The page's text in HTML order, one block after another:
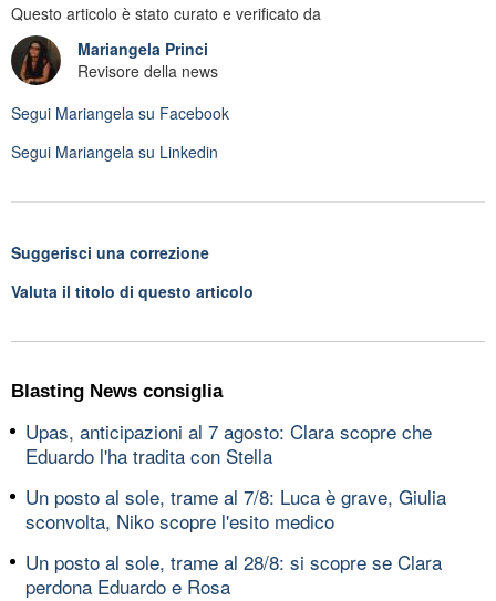
Questo articolo è stato curato e verificato da
Mariangela Princi
Revisore della news
Segui Mariangela su Facebook
Segui Mariangela su Linkedin
Suggerisci una correzione
Valuta il titolo di questo articolo
Blasting News consiglia
Upas, anticipazioni al 7 agosto: Clara scopre che
Eduardo l'ha tradita con Stella
Un posto al sole, trame al 7/8: Luca è grave, Giulia
sconvolta, Niko scopre l'esito medico
Un posto al sole, trame al 28/8: si scopre se Clara
perdona Eduardo e Rosa